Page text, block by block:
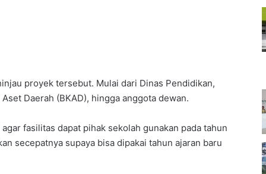
proyek tersebut. Mulai dari Dinas Pendidikan,
Daerah (BKAD), hingga anggota dewan.
fasilitas dapat pihak sekolah gunakan pada tahun
secepatnya supaya bisa dipakai tahun ajaran baru